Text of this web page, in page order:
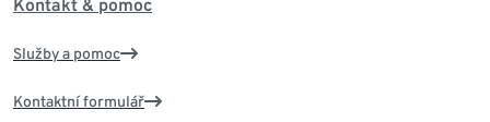
Kontakt & pomoc
Služby a pomoc
Kontaktní formulář